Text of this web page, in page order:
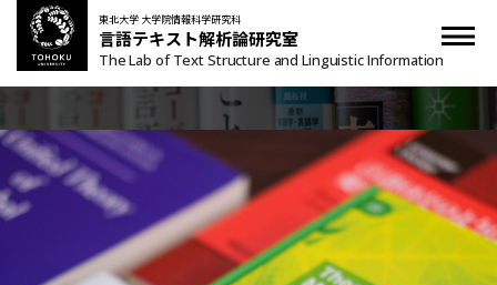
東北⼤学 ⼤学院情報科学研究科
言語テキスト解析論研究室
The Lab of Text Structure and Linguistic Information